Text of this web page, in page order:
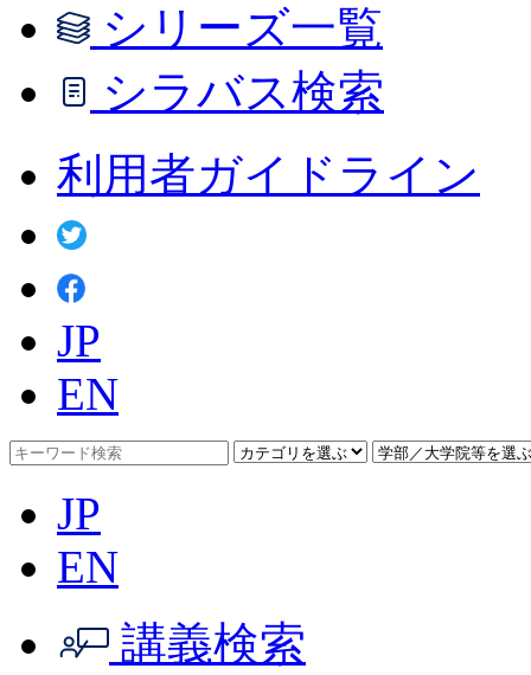
シリーズ一覧
シラバス検索
利用者ガイドライン
JP
EN
JP
EN
講義検索